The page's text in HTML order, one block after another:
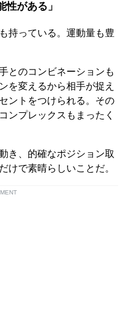
性がある」
持っている。運動量も豊
とのコンビネーションも
を変えるから相手が捉え
ントをつけられる。その
ンプレックスもまったく
き、的確なポジション取
で素晴らしいことだ。